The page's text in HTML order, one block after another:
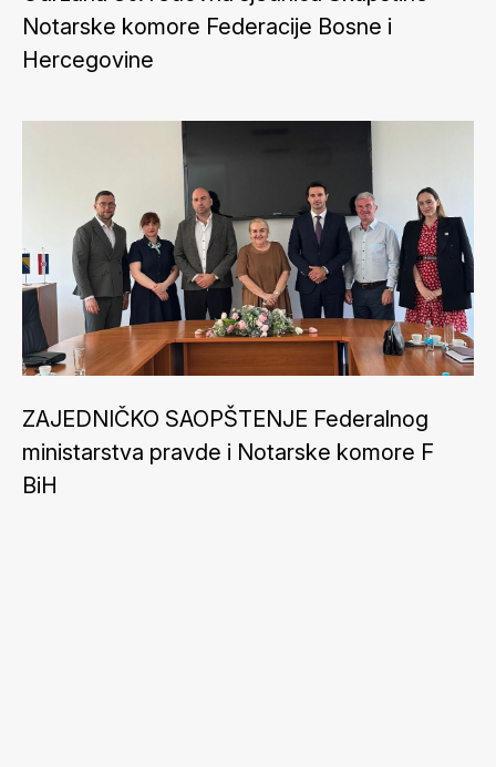
Notarske komore Federacije Bosne i
Hercegovine
ZAJEDNIČKO SAOPŠTENJE Federalnog
ministarstva pravde i Notarske komore F
BiH